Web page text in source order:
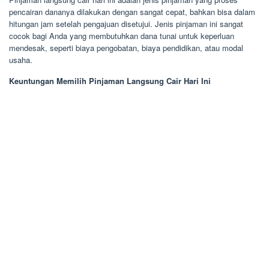
pencairan dananya dilakukan dengan sangat cepat, bahkan bisa dalam
hitungan jam setelah pengajuan disetujui. Jenis pinjaman ini sangat
cocok bagi Anda yang membutuhkan dana tunai untuk keperluan
mendesak, seperti biaya pengobatan, biaya pendidikan, atau modal
usaha.
Keuntungan Memilih Pinjaman Langsung Cair Hari Ini